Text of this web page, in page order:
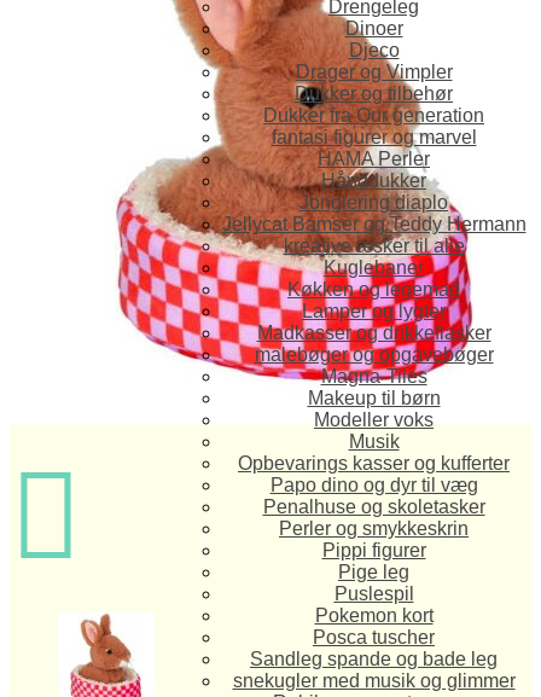
Drengeleg
Dinoer
Djeco
Drager og Vimpler
Dukker og tilbehør
Dukker fra Our generation
fantasi figurer og marvel
HAMA Perler
Hånddukker
Jonglering diaplo
Jellycat Bamser og Teddy Hermann
kreative æsker til alle
Kuglebaner
Køkken og legemad
Lamper og lygter
Madkasser og drikkeflasker
malebøger og opgavebøger
Magna-Tiles
Makeup til børn
Modeller voks
Musik
Opbevarings kasser og kufferter
Papo dino og dyr til væg
Penalhuse og skoletasker
Perler og smykkeskrin
Pippi figurer
Pige leg
Puslespil
Pokemon kort
Posca tuscher
Sandleg spande og bade leg
snekugler med musik og glimmer
